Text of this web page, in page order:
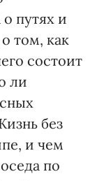
путях и
том, как
состоит
ли
без
и чем
по